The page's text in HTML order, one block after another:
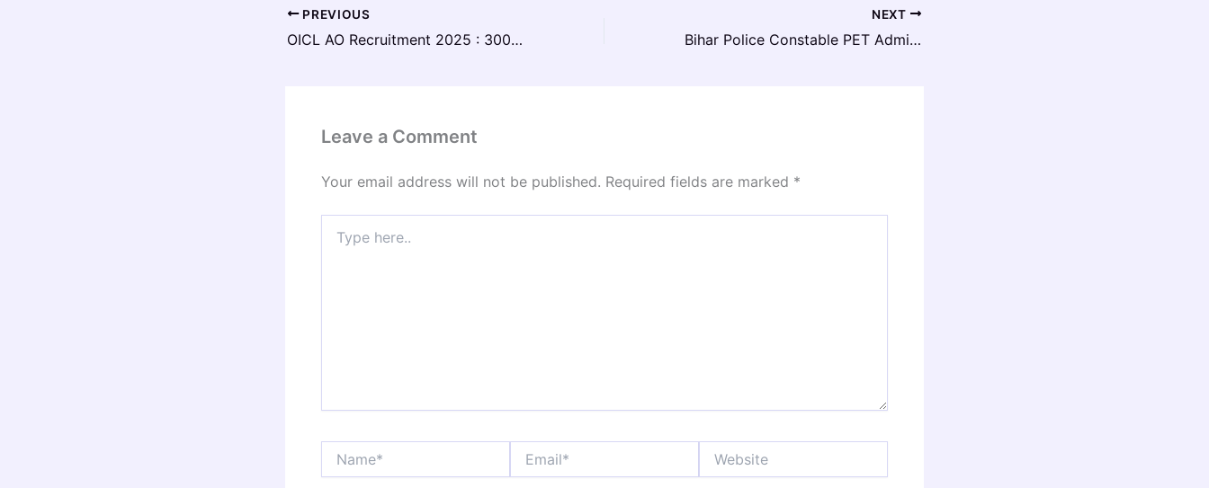
PREVIOUS
OICL AO Recruitment 2025 : 300 पदों पर नोटिफिकेशन जारी, जानें आवेदन प्रक्रिया?
NEXT
Bihar Police Constable PET Admit Card 2025 PDF Downlod : PET परीक्षा का प्रवेश पत्र यहां से डाउनलोड करें!
Leave a Comment
Your email address will not be published. Required fields are marked *
here..